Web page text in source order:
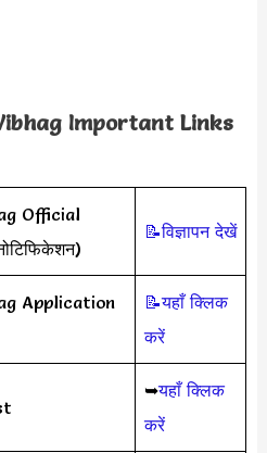
Important Links
Official
📝विज्ञापन देखें
Application
📝यहाँ क्लिक
करें
➥यहाँ क्लिक
करें